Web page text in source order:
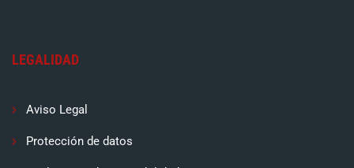
LEGALIDAD
Aviso Legal
Protección de datos